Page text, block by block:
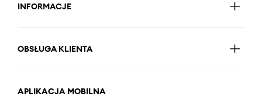
INFORMACJE
OBSŁUGA KLIENTA
APLIKACJA MOBILNA